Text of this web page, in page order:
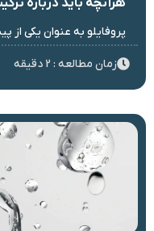
هرآنچه باید درباره
پروفایلو به عنوان یکی
زمان مطالعه : 2 دقیقه